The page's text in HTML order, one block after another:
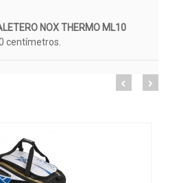
NOX THERMO ML10
centímetros.